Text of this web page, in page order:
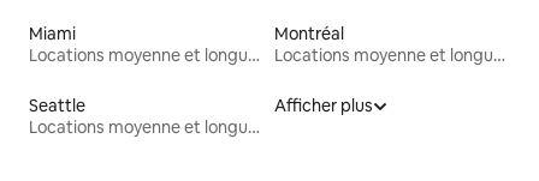
Miami
Locations moyenne et longue durée
Montréal
Locations moyenne et longue durée
Seattle
Locations moyenne et longue durée
Afficher plus